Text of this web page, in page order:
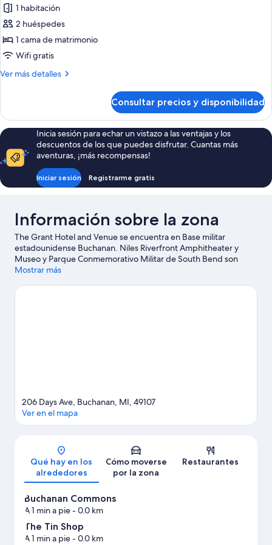
de
ruedas
accesible
en
de
ruedas
las
fotos
de
Habitación,
1
matrimonio
1 habitación
2 huéspedes
1 cama de matrimonio
Wifi gratis
Ver más detalles
Más
1
cama
de
matrimonio
Consultar precios y disponibilidad
Inicia sesión para echar un vistazo a las ventajas y los
descuentos de los que puedes disfrutar. Cuantas más
aventuras, ¡más recompensas!
Iniciar sesión Registrarme gratis
Información sobre la zona
The Grant Hotel and Venue se encuentra en Base militar
estadounidense Buchanan. Niles Riverfront Amphitheater y
Museo y Parque Conmemorativo Militar de South Bend son
lugares fundamentales para los aficionados a la cultura en esta
como Reserva natural y jardín botánico Fernwood Botanical
Mostrar más
Mapa
206 Days Ave, Buchanan, MI, 49107
Ver en el mapa
Qué hay en los
alrededores
Cómo moverse
por la zona
Restaurantes
Buchanan Commons
A 1 min a pie- 0.0 km
The Tin Shop
A 1 min a pie- 0.0 km